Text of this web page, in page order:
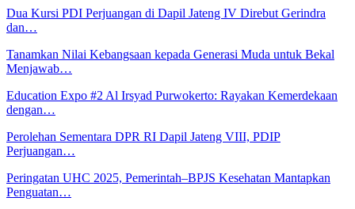
Dua Kursi PDI Perjuangan di Dapil Jateng IV Direbut Gerindra
dan…
Tanamkan Nilai Kebangsaan kepada Generasi Muda untuk Bekal
Menjawab…
Education Expo #2 Al Irsyad Purwokerto: Rayakan Kemerdekaan
dengan…
Perolehan Sementara DPR RI Dapil Jateng VIII, PDIP
Perjuangan…
Peringatan UHC 2025, Pemerintah–BPJS Kesehatan Mantapkan
Penguatan…